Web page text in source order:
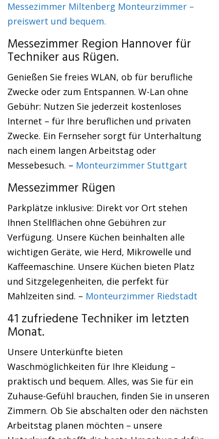
Messezimmer Miltenberg Monteurzimmer –
preiswert und bequem.
Messezimmer Region Hannover für
Techniker aus Rügen.
Genießen Sie freies WLAN, ob für berufliche
Zwecke oder zum Entspannen. W-Lan ohne
Gebühr: Nutzen Sie jederzeit kostenloses
Internet – für Ihre beruflichen und privaten
Zwecke. Ein Fernseher sorgt für Unterhaltung
nach einem langen Arbeitstag oder
Messebesuch. – Monteurzimmer Stuttgart
Messezimmer Rügen
Parkplätze inklusive: Direkt vor Ort stehen
Ihnen Stellflächen ohne Gebühren zur
Verfügung. Unsere Küchen beinhalten alle
wichtigen Geräte, wie Herd, Mikrowelle und
Kaffeemaschine. Unsere Küchen bieten Platz
und Sitzgelegenheiten, die perfekt für
Mahlzeiten sind. – Monteurzimmer Riedstadt
41 zufriedene Techniker im letzten
Monat.
Unsere Unterkünfte bieten
Waschmöglichkeiten für Ihre Kleidung –
praktisch und bequem. Alles, was Sie für ein
Zuhause-Gefühl brauchen, finden Sie in unseren
Zimmern. Ob Sie abschalten oder den nächsten
Arbeitstag planen möchten – unsere